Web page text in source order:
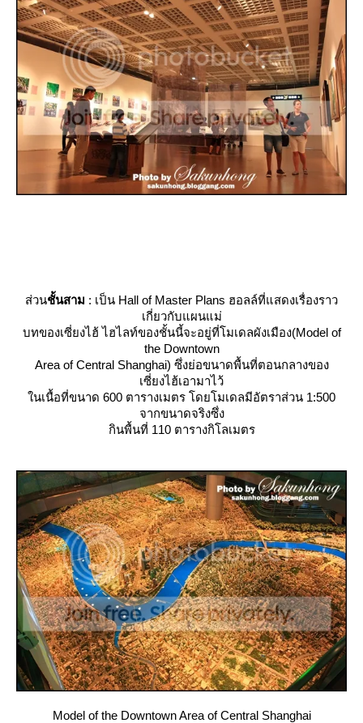
ส่วนชั้นสาม : เป็น Hall of Master Plans ฮอลล์ที่แสดงเรื่องราว
เกี่ยวกับแผนแม่
บทของเซี่ยงไฮ้ ไฮไลท์ของชั้นนี้จะอยู่ที่โมเดลผังเมือง(Model of
the Downtown
Area of Central Shanghai) ซึ่งย่อขนาดพื้นที่ตอนกลางของ
เซี่ยงไฮ้เอามาไว้
นเนื้อที่ขนาด 600 ตารางเมตร โดยโมเดลมีอัตราส่วน 1:500
จากขนาดจริงซึ่ง
กินพื้นที่ 110 ตารางกิโลเมตร
Model of the Downtown Area of Central Shanghai